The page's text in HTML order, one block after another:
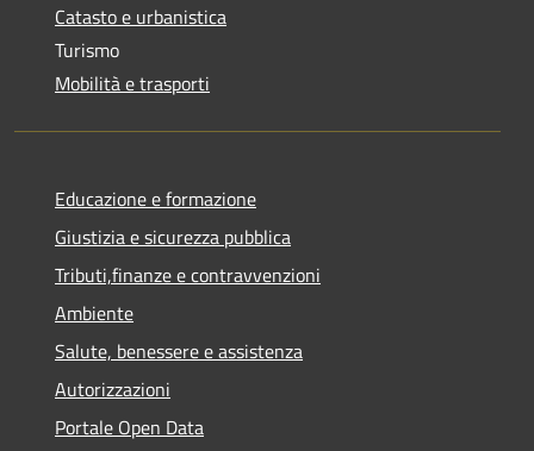
Catasto e urbanistica
Turismo
Mobilità e trasporti
Educazione e formazione
Giustizia e sicurezza pubblica
Tributi,finanze e contravvenzioni
Ambiente
Salute, benessere e assistenza
Autorizzazioni
Portale Open Data